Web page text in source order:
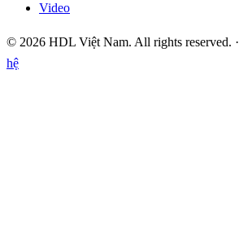
Video
© 2026 HDL Việt Nam. All rights reserved. ·
hệ